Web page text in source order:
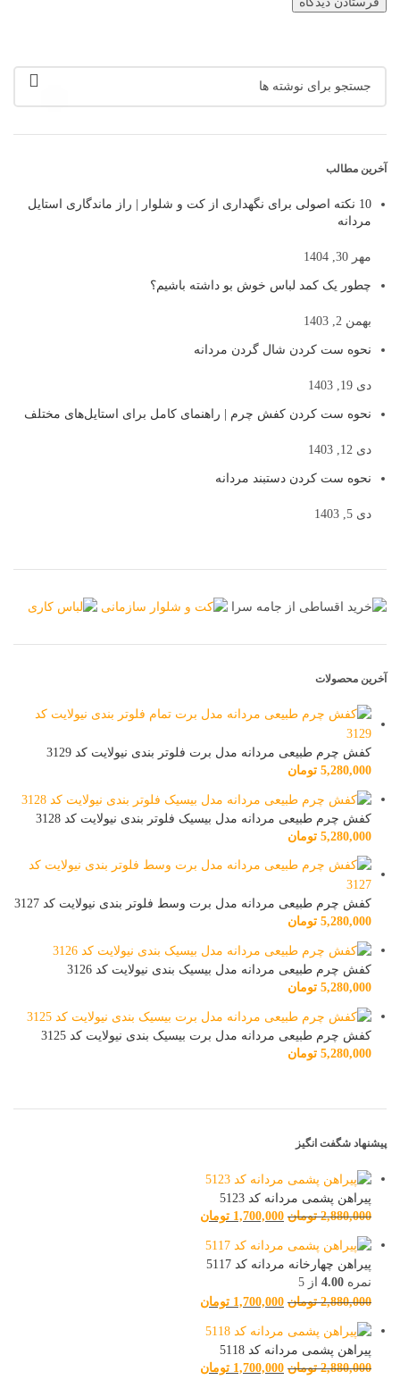
آخرین مطالب
10 نکته اصولی برای نگهداری از کت و شلوار | راز ماندگاری استایل
مردانه
مهر 30, 1404
چطور یک کمد لباس خوش بو داشته باشیم؟
بهمن 2, 1403
نحوه ست کردن شال گردن مردانه
دی 19, 1403
نحوه ست کردن کفش چرم | راهنمای کامل برای استایل‌های مختلف
دی 12, 1403
نحوه ست کردن دستبند مردانه
دی 5, 1403
آخرین محصولات
کفش چرم طبیعی مردانه مدل برت فلوتر بندی نیولایت کد 3129
5,280,000 تومان
کفش چرم طبیعی مردانه مدل بیسیک فلوتر بندی نیولایت کد 3128
5,280,000 تومان
کفش چرم طبیعی مردانه مدل برت وسط فلوتر بندی نیولایت کد 3127
5,280,000 تومان
کفش چرم طبیعی مردانه مدل بیسیک بندی نیولایت کد 3126
5,280,000 تومان
کفش چرم طبیعی مردانه مدل برت بیسیک بندی نیولایت کد 3125
5,280,000 تومان
پیشنهاد شگفت انگیز
پیراهن پشمی مردانه کد 5123
2,880,000 تومان 1,700,000 تومان
پیراهن چهارخانه مردانه کد 5117
نمره 4.00 از 5
2,880,000 تومان 1,700,000 تومان
پیراهن پشمی مردانه کد 5118
2,880,000 تومان 1,700,000 تومان